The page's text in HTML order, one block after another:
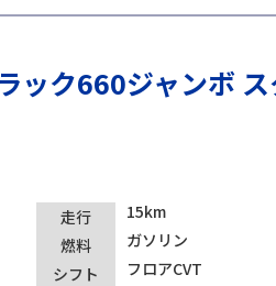
ック660ジャンボ
走行 15km
燃料 ガソリン
シフト フロアCVT